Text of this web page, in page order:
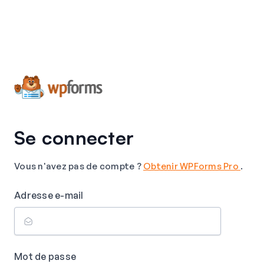
Se connecter
Vous n'avez pas de compte ? Obtenir WPForms Pro .
Adresse e-mail
Mot de passe